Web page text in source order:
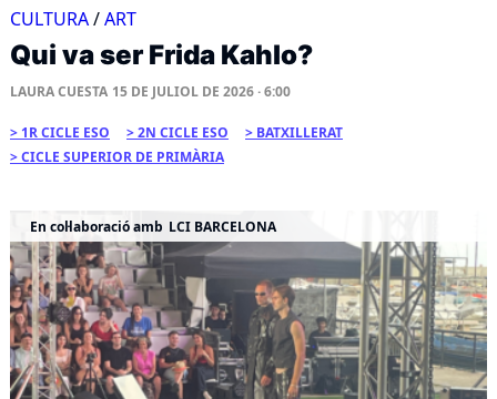
CULTURA/ART
Qui va ser Frida Kahlo?
LAURA CUESTA 15 DE JULIOL DE 2026 · 6:00
1R CICLE ESO 2N CICLE ESO
BATXILLERAT
CICLE SUPERIOR DE PRIMÀRIA
En col·laboració amb LCI BARCELONA